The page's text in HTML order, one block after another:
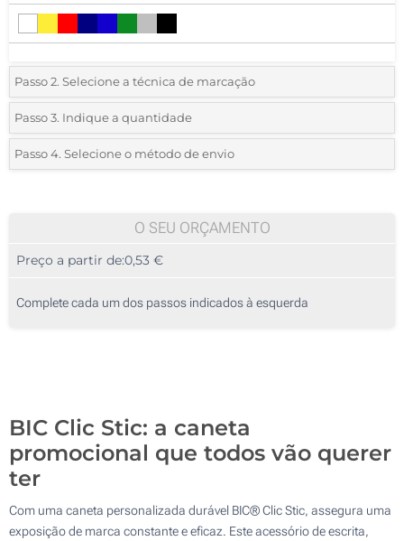
Passo 2. Selecione a técnica de marcação
*Selecione o tipo de marcação e as cores do logotipo:
1 Cor (No corpo)
Passo 3. Indique a quantidade
*Quantidade mínima:500
1000
2500
Passo 4. Selecione o método de envio
O SEU ORÇAMENTO
Preço a partir de:0,53 €
Complete cada um dos passos indicados à esquerda
BIC Clic Stic: a caneta
promocional que todos vão querer
ter
Com uma caneta personalizada durável BIC® Clic Stic, assegura uma
exposição de marca constante e eficaz. Este acessório de escrita,